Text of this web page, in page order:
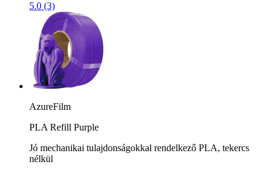
5.0 (3)
AzureFilm
PLA Refill Purple
Jó mechanikai tulajdonságokkal rendelkező PLA, tekercs
nélkül